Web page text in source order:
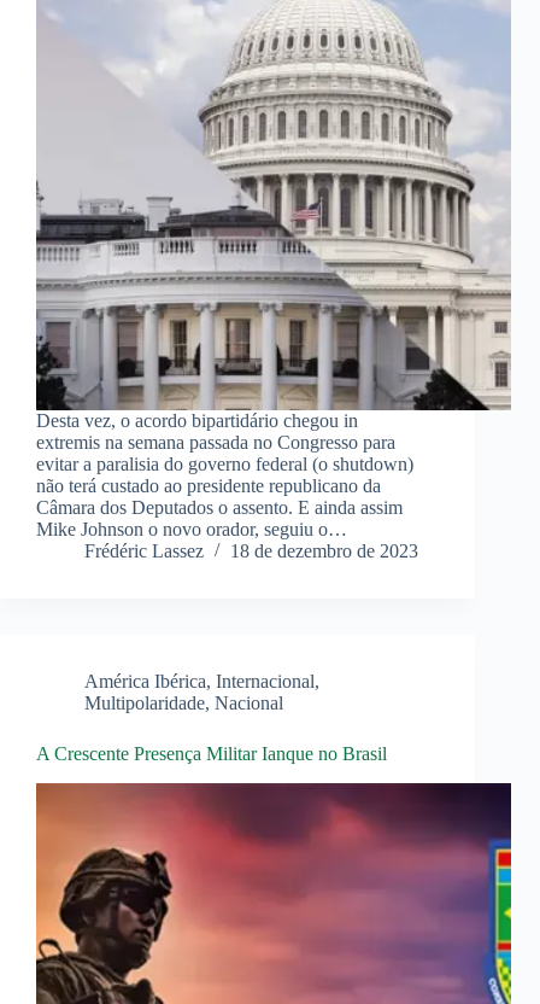
Desta vez, o acordo bipartidário chegou in
extremis na semana passada no Congresso para
evitar a paralisia do governo federal (o shutdown)
não terá custado ao presidente republicano da
Câmara dos Deputados o assento. E ainda assim
Mike Johnson o novo orador, seguiu o…
Frédéric Lassez
18 de dezembro de 2023
América Ibérica, Internacional,
Multipolaridade, Nacional
A Crescente Presença Militar Ianque no Brasil